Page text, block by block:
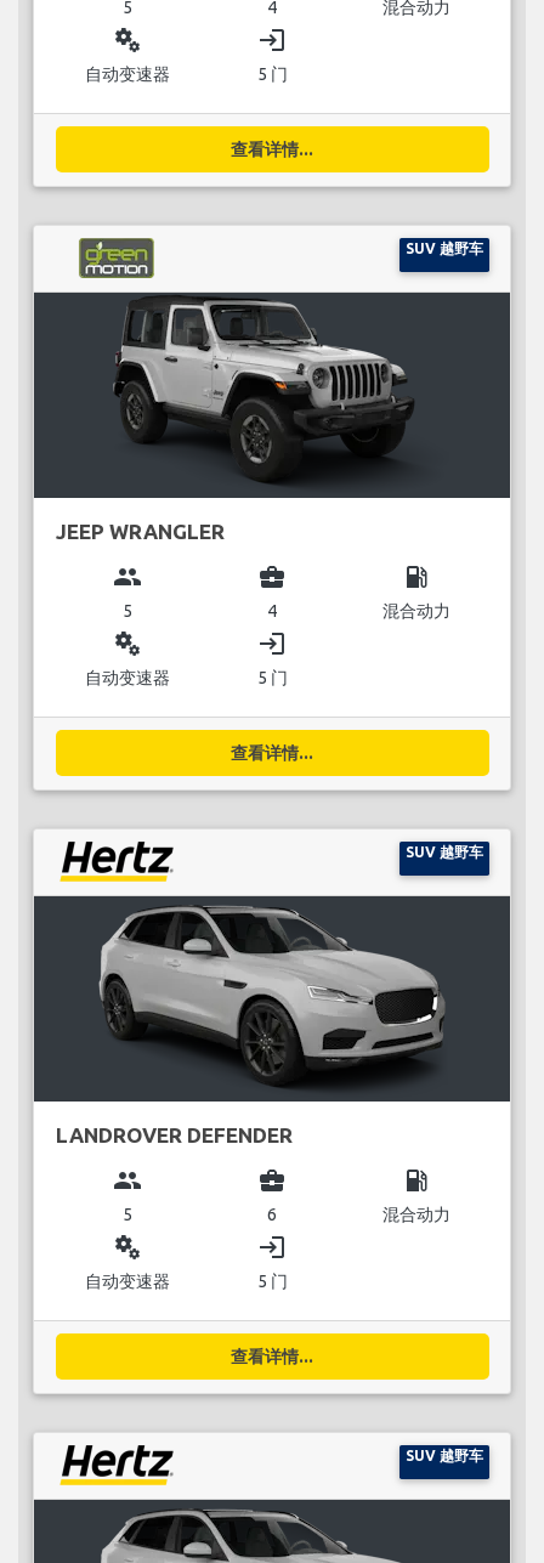
5 4 混合动力
miscellaneous_services
自动变速器
login
5 门
查看详情...
SUV 越野车
JEEP WRANGLER
group
5
business_center
4
local_gas_station
混合动力
miscellaneous_services
自动变速器
login
5 门
查看详情...
SUV 越野车
LANDROVER DEFENDER
group
5
business_center
6
local_gas_station
混合动力
miscellaneous_services
自动变速器
login
5 门
查看详情...
SUV 越野车